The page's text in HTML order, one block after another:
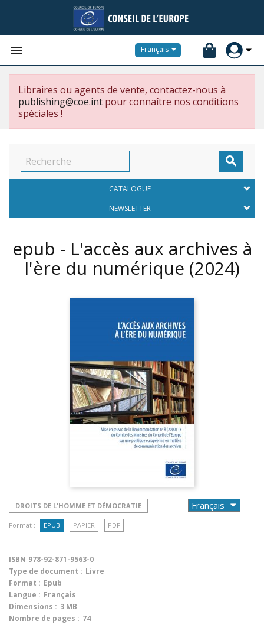
 Français
Libraires ou agents de vente, contactez-nous à
publishing@coe.int pour connaître nos conditions
spéciales !

CATALOGUE
NEWSLETTER
epub - L'accès aux archives à
l'ère du numérique (2024)
DROITS DE L'HOMME ET DÉMOCRATIE
Format : EPUB PAPIER PDF
ISBN 978-92-871-9563-0
Type de document : Livre
Format : Epub
Langue : Français
Dimensions : 3 MB
Nombre de pages : 74